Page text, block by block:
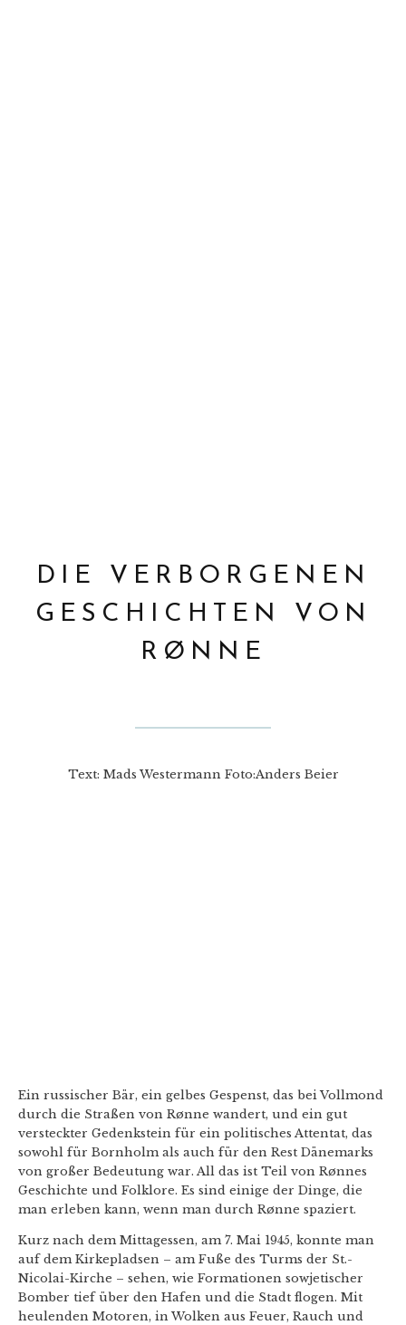
DIE VERBORGENEN
GESCHICHTEN VON
RØNNE
Text: Mads Westermann Foto:Anders Beier
Ein russischer Bär, ein gelbes Gespenst, das bei Vollmond
durch die Straßen von Rønne wandert, und ein gut
versteckter Gedenkstein für ein politisches Attentat, das
sowohl für Bornholm als auch für den Rest Dänemarks
von großer Bedeutung war. All das ist Teil von Rønnes
Geschichte und Folklore. Es sind einige der Dinge, die
man erleben kann, wenn man durch Rønne spaziert.
Kurz nach dem Mittagessen, am 7. Mai 1945, konnte man
auf dem Kirkepladsen – am Fuße des Turms der St.-
Nicolai-Kirche – sehen, wie Formationen sowjetischer
Bomber tief über den Hafen und die Stadt flogen. Mit
heulenden Motoren, in Wolken aus Feuer, Rauch und